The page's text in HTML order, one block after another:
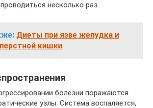
несколько раз.
Диеты при язве желудка и
кишки
болезни поражаются
узлы. Система воспаляется,